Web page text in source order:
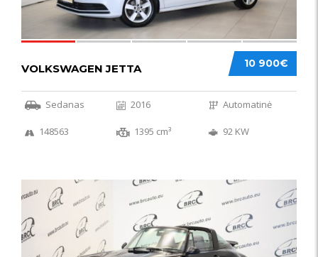
10 900€
VOLKSWAGEN JETTA
Sedanas 2016 Automatinė
148563 1395 cm³ 92 KW
59